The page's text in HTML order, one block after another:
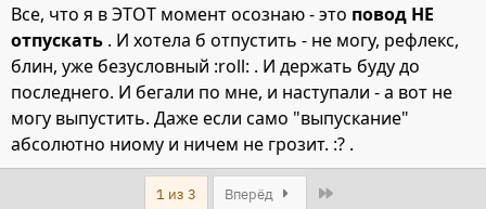
Все, что я в ЭТОТ момент осознаю - это повод НЕ
отпускать . И хотела б отпустить - не могу, рефлекс,
блин, уже безусловный :roll: . И держать буду до
последнего. И бегали по мне, и наступали - а вот не
могу выпустить. Даже если само "выпускание"
абсолютно ниому и ничем не грозит. :? .
1 из 3 Вперёд